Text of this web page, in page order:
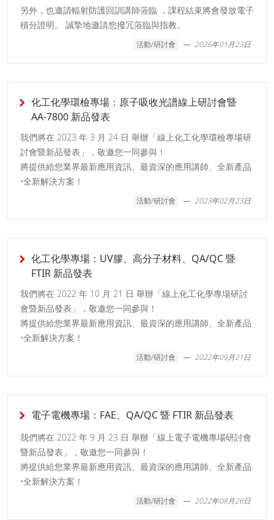
另外，也邀請輻射防護回訓講師蒞臨 ，課程結束將會發放電子
積分證明。 誠摯地邀請您撥冗蒞臨與指教。
活動/研討會 2026年01月23日
化工化學環檢專場：原子吸收光譜線上研討會暨
AA-7800 新品發表
我們將在 2023 年 3 月 24 日 舉辦「線上化工化學環檢專場研
討會暨新品發表」，敬邀您一同參與！
將提供給您業界最新應用資訊、最資深的應用講師、全新產品
•全新解決方案！
活動/研討會 2023年02月23日
化工化學專場：UV膠、高分子材料、QA/QC 暨
FTIR 新品發表
我們將在 2022 年 10 月 21 日 舉辦「線上化工化學專場研討
會暨新品發表」，敬邀您一同參與！
將提供給您業界最新應用資訊、最資深的應用講師、全新產品
•全新解決方案！
活動/研討會 2022年09月21日
電子電機專場：FAE、QA/QC 暨 FTIR 新品發表
我們將在 2022 年 9 月 23 日 舉辦「線上電子電機專場研討會
暨新品發表」，敬邀您一同參與！
將提供給您業界最新應用資訊、最資深的應用講師、全新產品
•全新解決方案！
活動/研討會 2022年08月26日